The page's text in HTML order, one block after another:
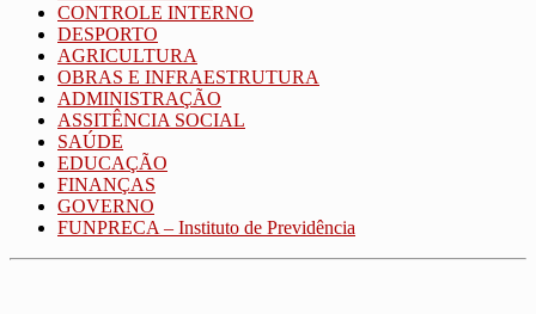
CONTROLE INTERNO
DESPORTO
AGRICULTURA
OBRAS E INFRAESTRUTURA
ADMINISTRAÇÃO
ASSITÊNCIA SOCIAL
SAÚDE
EDUCAÇÃO
FINANÇAS
GOVERNO
FUNPRECA – Instituto de Previdência